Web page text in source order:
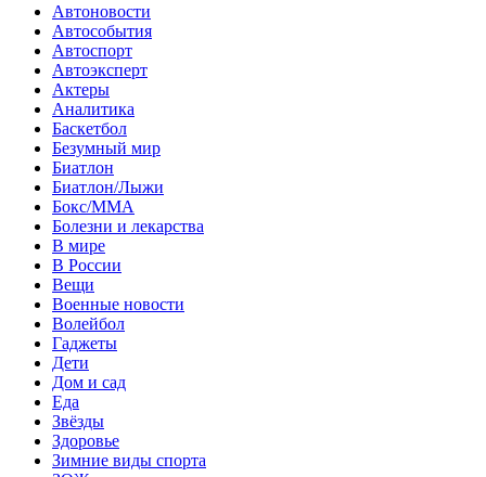
Автоновости
Автособытия
Автоспорт
Автоэксперт
Актеры
Аналитика
Баскетбол
Безумный мир
Биатлон
Биатлон/Лыжи
Бокс/MMA
Болезни и лекарства
В мире
В России
Вещи
Военные новости
Волейбол
Гаджеты
Дети
Дом и сад
Еда
Звёзды
Здоровье
Зимние виды спорта